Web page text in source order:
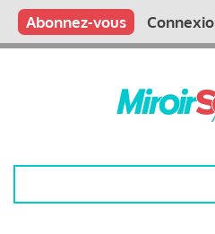
Aller
contenu
Main
Qui sommes nous ?
Vous publiez
Nous publions
Contactez-nous
Abonnez-vous